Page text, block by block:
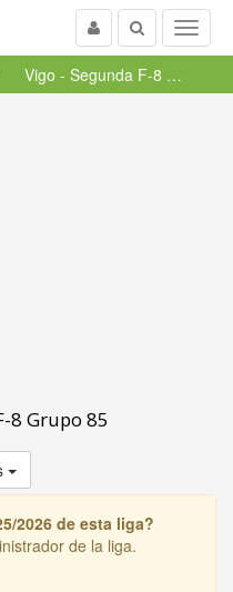
Menu
Buscar
Usuario
Vigo - Segunda F-8 Grupo 85
8 Grupo 85
2026 de esta liga?
de la liga.